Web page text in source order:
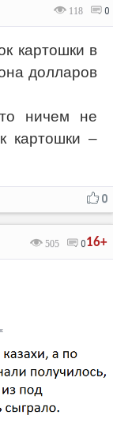
118 0
картошки в
долларов
ничем не
картошки –
0
16+
505 0